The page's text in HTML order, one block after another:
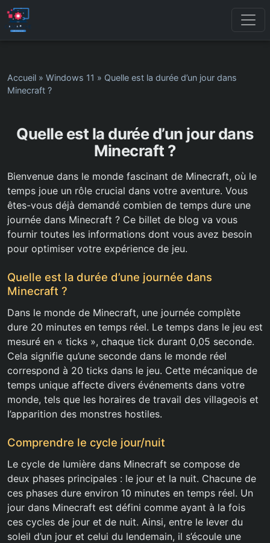
Accueil » Windows 11 » Quelle est la durée d’un jour dans
Minecraft ?
Quelle est la durée d’un jour dans
Minecraft ?
Bienvenue dans le monde fascinant de Minecraft, où le
temps joue un rôle crucial dans votre aventure. Vous
êtes-vous déjà demandé combien de temps dure une
journée dans Minecraft ? Ce billet de blog va vous
fournir toutes les informations dont vous avez besoin
pour optimiser votre expérience de jeu.
Quelle est la durée d’une journée dans
Minecraft ?
Dans le monde de Minecraft, une journée complète
dure 20 minutes en temps réel. Le temps dans le jeu est
mesuré en « ticks », chaque tick durant 0,05 seconde.
Cela signifie qu’une seconde dans le monde réel
correspond à 20 ticks dans le jeu. Cette mécanique de
temps unique affecte divers événements dans votre
monde, tels que les horaires de travail des villageois et
l’apparition des monstres hostiles.
Comprendre le cycle jour/nuit
Le cycle de lumière dans Minecraft se compose de
deux phases principales : le jour et la nuit. Chacune de
ces phases dure environ 10 minutes en temps réel. Un
jour dans Minecraft est défini comme ayant à la fois
ces cycles de jour et de nuit. Ainsi, entre le lever du
soleil d’un jour et celui du lendemain, il s’écoule une